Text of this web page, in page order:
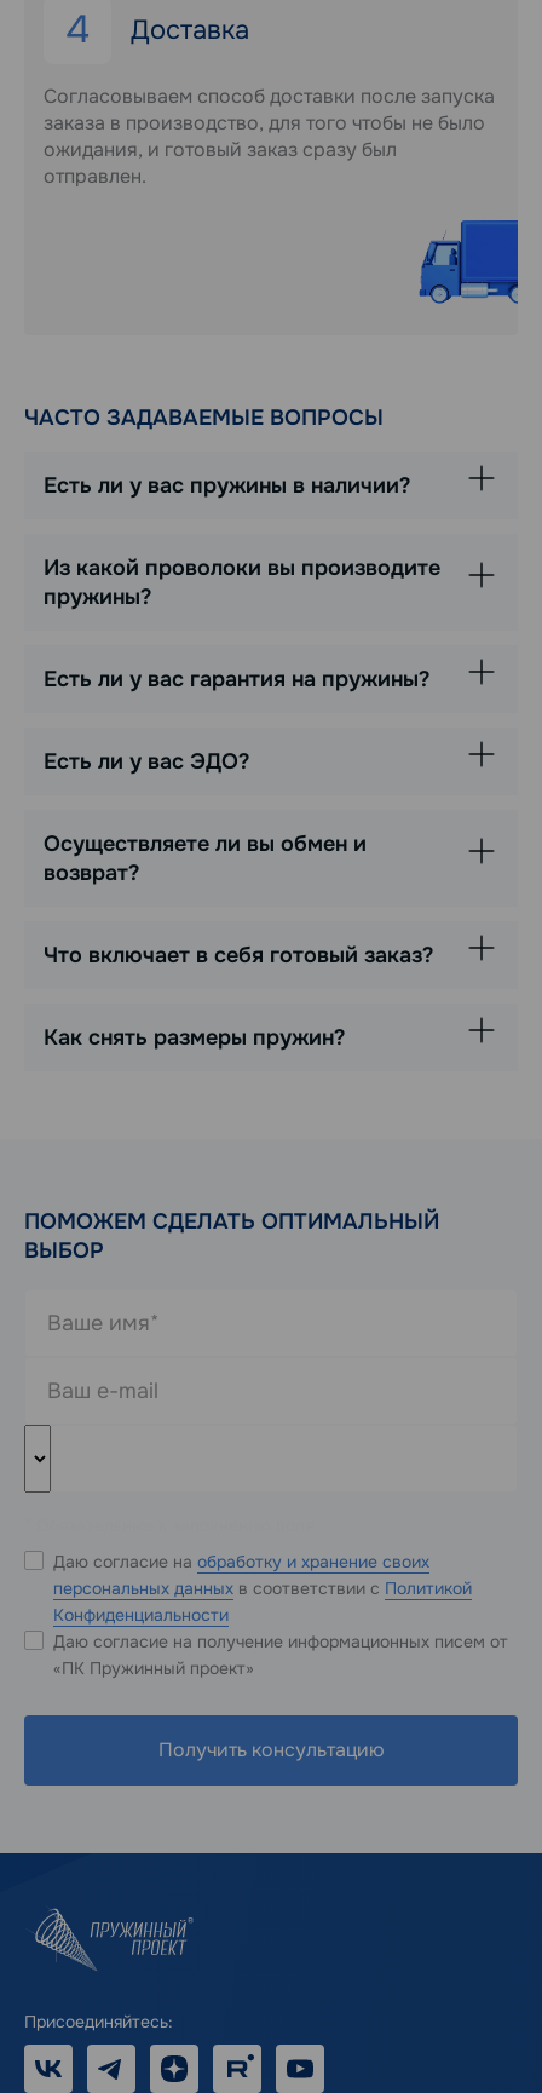
4 Доставка
Согласовываем способ доставки после запуска
заказа в производство, для того чтобы не было
ожидания, и готовый заказ сразу был
отправлен.
ЧАСТО ЗАДАВАЕМЫЕ ВОПРОСЫ
Есть ли у вас пружины в наличии?
Из какой проволоки вы производите
пружины?
Есть ли у вас гарантия на пружины?
Есть ли у вас ЭДО?
Осуществляете ли вы обмен и
возврат?
Что включает в себя готовый заказ?
Как снять размеры пружин?
ПОМОЖЕМ СДЕЛАТЬ ОПТИМАЛЬНЫЙ
ВЫБОР
Даю согласие на обработку и хранение своих
персональных данных в соответствии с Политикой
Конфиденциальности
Даю согласие на получение информационных писем от
«ПК Пружинный проект»
Получить консультацию
Присоединяйтесь:
Telegram Дзен RUTUBE